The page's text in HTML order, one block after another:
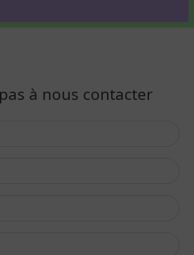
à nous contacter